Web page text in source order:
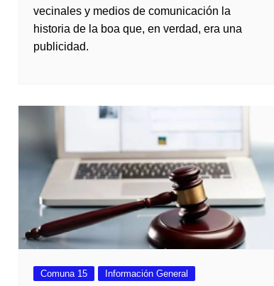
vecinales y medios de comunicación la
historia de la boa que, en verdad, era una
publicidad.
Comuna 15 Información General